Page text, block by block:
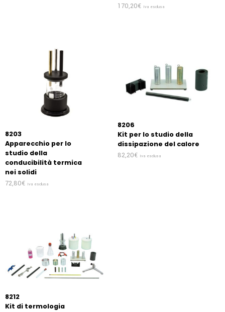
170,20€ Iva esclusa
8203
Apparecchio per lo
studio della
conducibilità termica
nei solidi
72,80€ Iva esclusa
8206
Kit per lo studio della
dissipazione del calore
82,20€ Iva esclusa
8212
Kit di termologia